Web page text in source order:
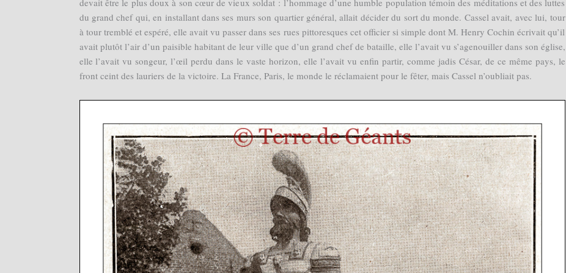
devait être le plus doux à son cœur de vieux soldat : l’hommage d’une humble population témoin des méditations et des luttes
du grand chef qui, en installant dans ses murs son quartier général, allait décider du sort du monde. Cassel avait, avec lui, tour
à tour tremblé et espéré, elle avait vu passer dans ses rues pittoresques cet officier si simple dont M. Henry Cochin écrivait qu’il
avait plutôt l’air d’un paisible habitant de leur ville que d’un grand chef de bataille, elle l’avait vu s’agenouiller dans son église,
elle l’avait vu songeur, l’œil perdu dans le vaste horizon, elle l’avait vu enfin partir, comme jadis César, de ce même pays, le
front ceint des lauriers de la victoire. La France, Paris, le monde le réclamaient pour le fêter, mais Cassel n’oubliait pas.